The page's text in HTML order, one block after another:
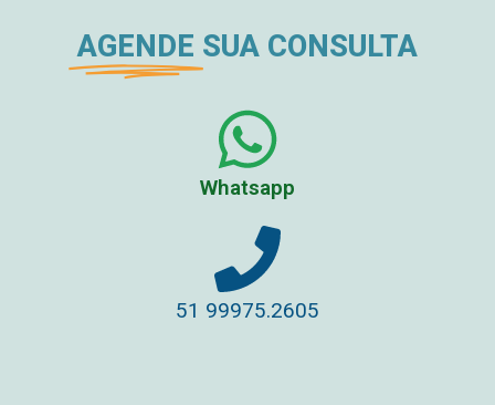
AGENDE SUA CONSULTA
Whatsapp
51 99975.2605